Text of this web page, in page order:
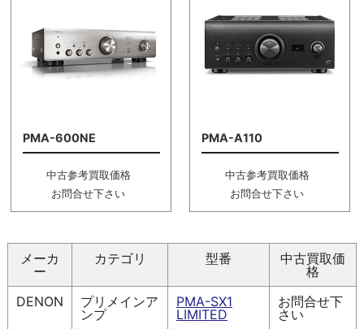
PMA-600NE
中古参考買取価格
お問合せ下さい
PMA-A110
中古参考買取価格
お問合せ下さい
メーカ
ー
カテゴリ 型番
中古買取価
格
DENON
プリメインア
ンプ
PMA-SX1
LIMITED
お問合せ下
さい